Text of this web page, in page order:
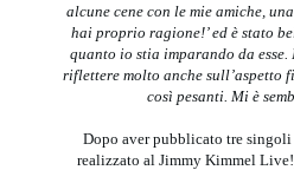
alcune cene con le mie amiche,
hai proprio ragione!’ ed è stato
quanto io stia imparando da
riflettere molto anche sull’aspetto
così pesanti. Mi è
Dopo aver pubblicato tre
realizzato al Jimmy Kimmel